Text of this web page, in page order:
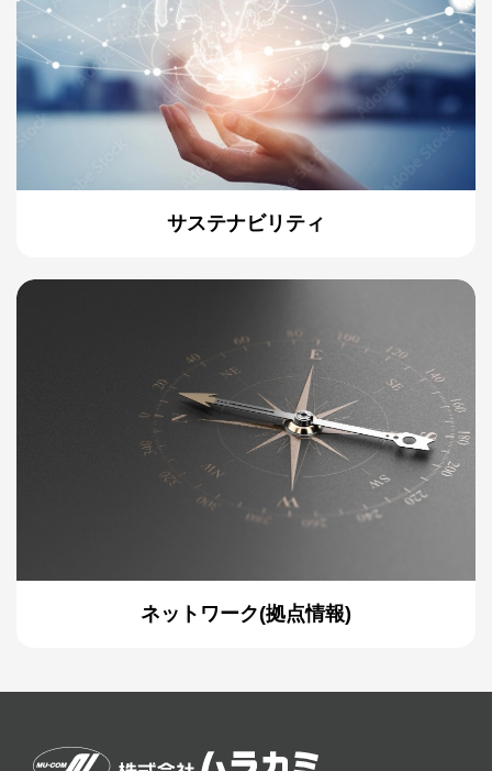
サステナビリティ
ネットワーク(拠点情報)